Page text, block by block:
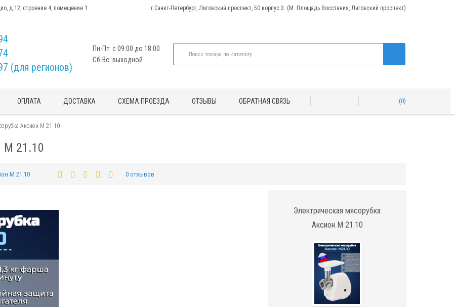
д.12, строение 4, помещение 1 г.Санкт-Петербург, Лиговский проспект, 50 корпус 3. (М. Площадь Восстания, Лиговский проспект)
(для регионов)
Пн-Пт: с 09:00 до 18:00
Сб-Вс: выходной
ОПЛАТА ДОСТАВКА СХЕМА ПРОЕЗДА ОТЗЫВЫ ОБРАТНАЯ СВЯЗЬ 0
Аксион М 21.10
М 21.10
М 21.10 0 отзывов
Электрическая мясорубка
Аксион М 21.10